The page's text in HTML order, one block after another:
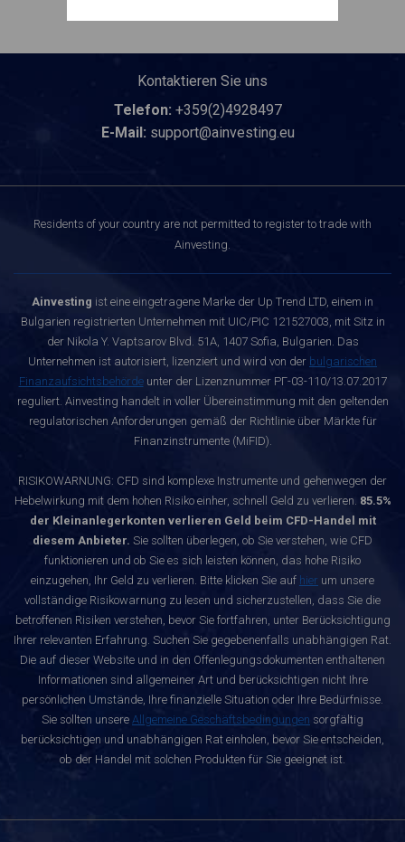
Kontaktieren Sie uns
Telefon: +359(2)4928497
E-Mail: support@ainvesting.eu
Residents of your country are not permitted to register to trade with
Ainvesting.
Ainvesting ist eine eingetragene Marke der Up Trend LTD, einem in
Bulgarien registrierten Unternehmen mit UIC/PIC 121527003, mit Sitz in
der Nikola Y. Vaptsarov Blvd. 51A, 1407 Sofia, Bulgarien. Das
Unternehmen ist autorisiert, lizenziert und wird von der bulgarischen
Finanzaufsichtsbehördeunter der Lizenznummer РГ-03-110/13.07.2017
reguliert. Ainvesting handelt in voller Übereinstimmung mit den geltenden
regulatorischen Anforderungen gemäß der Richtlinie über Märkte für
Finanzinstrumente (MiFID).
RISIKOWARNUNG: CFD sind komplexe Instrumente und gehenwegen der
Hebelwirkung mit dem hohen Risiko einher, schnell Geld zu verlieren. 85.5%
der Kleinanlegerkonten verlieren Geld beim CFD-Handel mit
diesem Anbieter. Sie sollten überlegen, ob Sie verstehen, wie CFD
funktionieren und ob Sie es sich leisten können, das hohe Risiko
einzugehen, Ihr Geld zu verlieren. Bitte klicken Sie auf hier um unsere
vollständige Risikowarnung zu lesen und sicherzustellen, dass Sie die
betroffenen Risiken verstehen, bevor Sie fortfahren, unter Berücksichtigung
Ihrer relevanten Erfahrung. Suchen Sie gegebenenfalls unabhängigen Rat.
Die auf dieser Website und in den Offenlegungsdokumenten enthaltenen
Informationen sind allgemeiner Art und berücksichtigen nicht Ihre
persönlichen Umstände, Ihre finanzielle Situation oder Ihre Bedürfnisse.
Sie sollten unsere Allgemeine Geschäftsbedingungen sorgfältig
berücksichtigen und unabhängigen Rat einholen, bevor Sie entscheiden,
ob der Handel mit solchen Produkten für Sie geeignet ist.